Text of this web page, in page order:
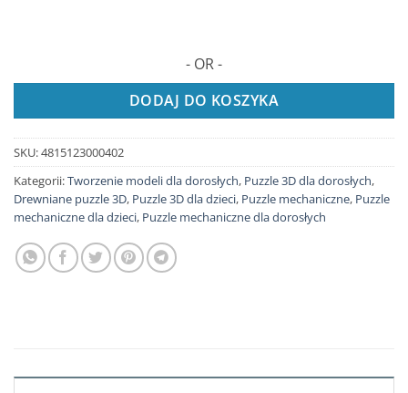
- OR -
DODAJ DO KOSZYKA
SKU:4815123000402
Kategorii:Tworzenie modeli dla dorosłych, Puzzle 3D dla dorosłych,
Drewniane puzzle 3D, Puzzle 3D dla dzieci, Puzzle mechaniczne, Puzzle
mechaniczne dla dzieci, Puzzle mechaniczne dla dorosłych